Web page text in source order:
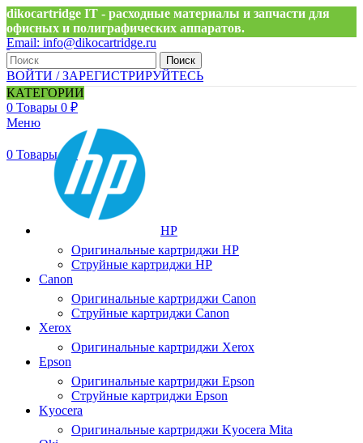
dikocartridge IT - расходные материалы и запчасти для
офисных и полиграфических аппаратов.
Email: info@dikocartridge.ru
Тел.:+7 (495) 211-59-74
Поиск
ВОЙТИ / ЗАРЕГИСТРИРУЙТЕСЬ
0Избранные
0 Товары 0 ₽
Меню
0 Товары 0 ₽
КАТЕГОРИИ
HP
Оригинальные картриджи HP
Струйные картриджи HP
Canon
Оригинальные картриджи Canon
Струйные картриджи Canon
Xerox
Оригинальные картриджи Xerox
Epson
Оригинальные картриджи Epson
Струйные картриджи Epson
Kyocera
Оригинальные картриджи Kyocera Mita